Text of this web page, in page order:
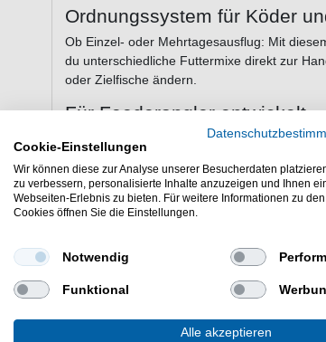
Ordnungssystem für Köder
Ob Einzel- oder Mehrtagesausflug: Mit
du unterschiedliche Futtermixe direkt zur
oder Zielfische ändern.
Für Feederangler entwickelt
Besonders bei langen Ansitzen auf
kannst verschiedene Futtersorten schnell
auf deine Zielarten abgestimmt.
Die wichtigsten Vorteile auf
Mit Einsatz
– erleichtert das
– schützt Futter vor
Praktisches Transportmaß – einfach
Technische Daten
Cookie-Einstellungen
Wir können diese zur Analyse unserer Besucherdaten
zu verbessern, personalisierte Inhalte anzuzeigen und Ihnen
Webseiten-Erlebnis zu bieten. Für weitere Informationen zu
Cookies öffnen Sie die Einstellungen.
Notwendig
Funktional
Alle akzeptieren